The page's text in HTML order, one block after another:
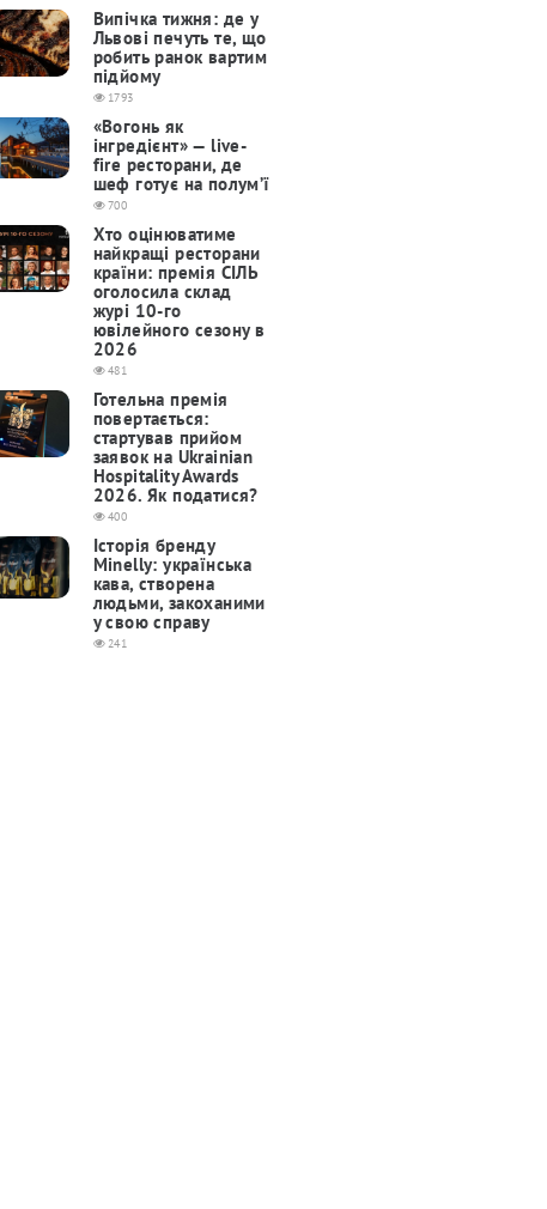
Випічка тижня: де у
Львові печуть те, що
робить ранок вартим
підйому
1793
«Вогонь як
інгредієнт» — live-
fire ресторани, де
шеф готує на полум’ї
700
Хто оцінюватиме
найкращі ресторани
країни: премія СІЛЬ
оголосила склад
журі 10-го
ювілейного сезону в
2026
481
Готельна премія
повертається:
cтартував прийом
заявок на Ukrainian
Hospitality Awards
2026. Як податися?
400
Історія бренду
Minelly: українська
кава, створена
людьми, закоханими
у свою справу
241